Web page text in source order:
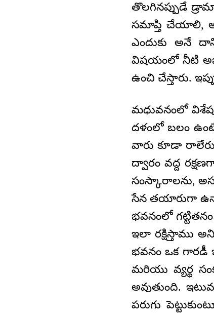
తొలగినప్పుడే
సమాప్తి చేయాలి,
ఎందుకు అనే
విషయంలో నీటి
ఉంచి చేస్తారు.
మధువనంలో
దళంలో బలం
వారు కూడా
ద్వారం వద్ద
సంస్కారాలను,
సేన తయారుగా
భవనంలో
ఇలా రక్షిస్తాము
భవనం ఒక గారడీ
మరియు వ్యర్థ
అవుతుంది.
పరుగు